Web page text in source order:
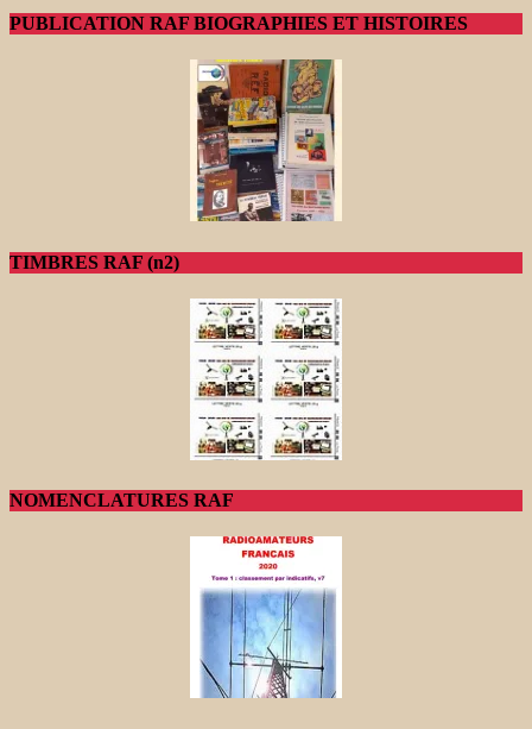
PUBLICATION RAF BIOGRAPHIES ET HISTOIRES
TIMBRES RAF (n2)
NOMENCLATURES RAF